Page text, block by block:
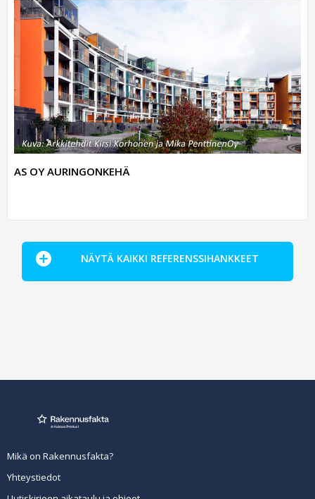
AS OY AURINGONKEHÄ
NÄYTÄ KAIKKI REFERENSSIHANKKEET
Mikä on Rakennusfakta?
Yhteystiedot